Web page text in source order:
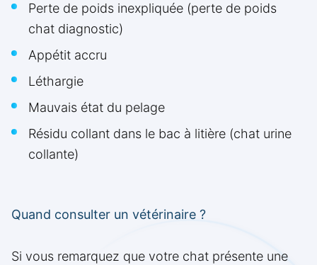
Perte de poids inexpliquée (perte de poids
chat diagnostic)
Appétit accru
Léthargie
Mauvais état du pelage
Résidu collant dans le bac à litière (chat urine
collante)
Quand consulter un vétérinaire ?
Si vous remarquez que votre chat présente une